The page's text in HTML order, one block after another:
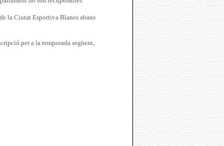
la Ciutat Esportiva Blanes abans
per a la temporada següent,